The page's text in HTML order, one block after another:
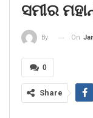
ସମୀର
By On
0
Share